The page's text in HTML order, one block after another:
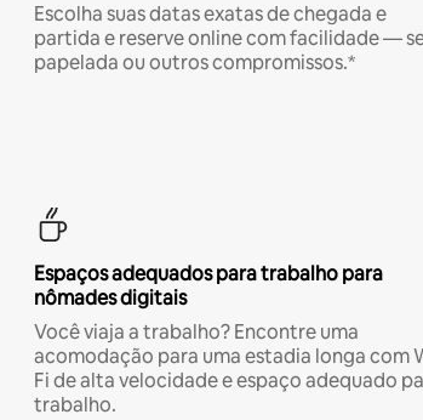
Escolha suas datas exatas de chegada e
partida e reserve online com facilidade —
papelada ou outros compromissos.*
Espaços adequados para trabalho para
nômades digitais
Você viaja a trabalho? Encontre uma
acomodação para uma estadia longa com
Fi de alta velocidade e espaço adequado
trabalho.